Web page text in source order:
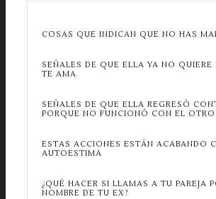
COSAS QUE INDICAN QUE NO HAS
SEÑALES DE QUE ELLA YA NO QUIERE
TE AMA
SEÑALES DE QUE ELLA REGRESÓ
PORQUE NO FUNCIONÓ CON EL OTRO
ESTAS ACCIONES ESTÁN ACABANDO
AUTOESTIMA
¿QUÉ HACER SI LLAMAS A TU PAREJA
NOMBRE DE TU EX?